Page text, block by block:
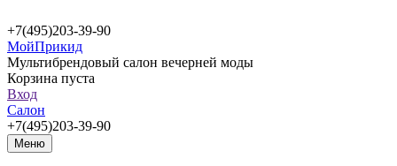
+7(495)203-39-90
МойПрикид
Мультибрендовый салон вечерней моды
Корзина пуста
Вход
Салон
+7(495)203-39-90
Меню